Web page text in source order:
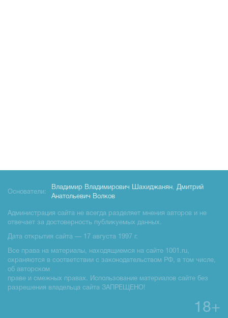
Основатели:
Владимир Владимирович Шахиджанян, Дмитрий
Анатольевич Волков
Администрация сайта не всегда разделяет мнения авторов и не
отвечает за достоверность публикуемых данных.
Дата открытия сайта — 17 августа 1997 г.
Все права на материалы, находящиемся на сайте 1001.ru,
охраняются в соответствии с законодательством РФ, в том числе,
об авторском
праве и смежных правах. Использование материалов сайте без
разрешения владельца сайта ЗАПРЕЩЕНО!
18+